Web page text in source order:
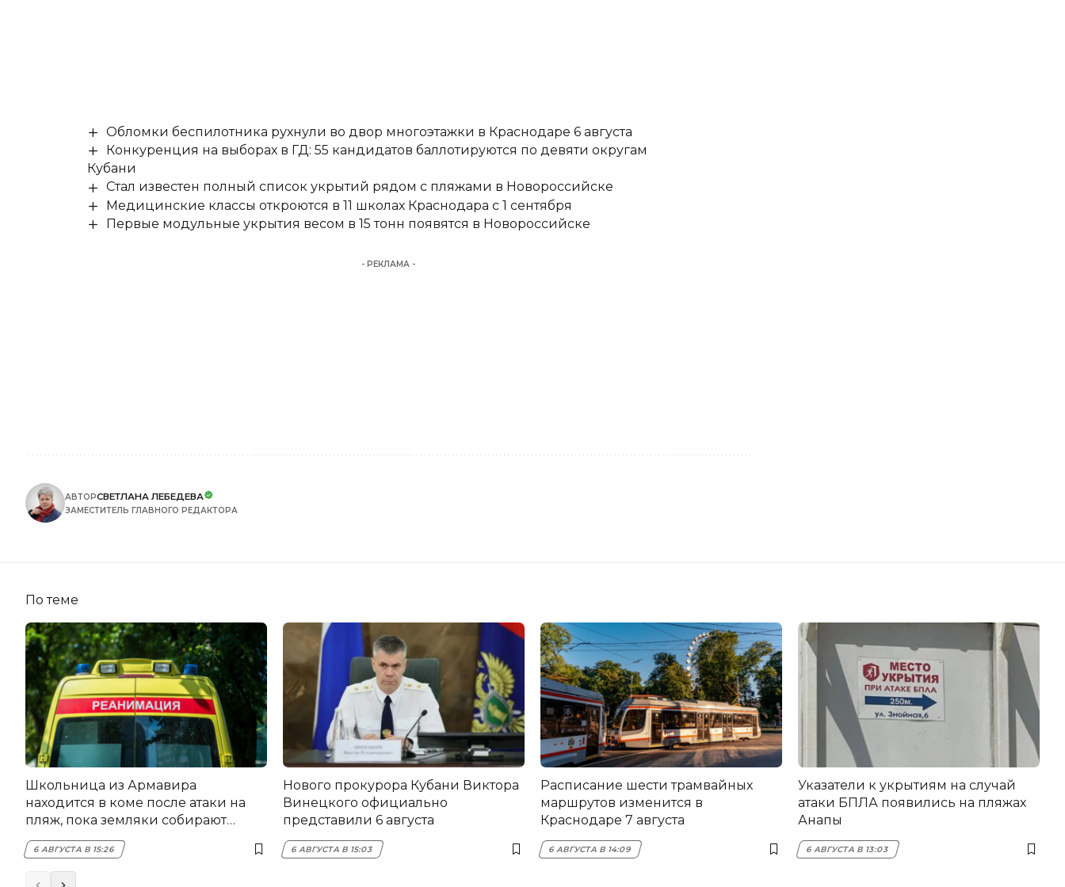
Обломки беспилотника рухнули во двор многоэтажки в Краснодаре 6 августа
Конкуренция на выборах в ГД: 55 кандидатов баллотируются по девяти округам
Кубани
Стал известен полный список укрытий рядом с пляжами в Новороссийске
Медицинские классы откроются в 11 школах Краснодара с 1 сентября
Первые модульные укрытия весом в 15 тонн появятся в Новороссийске
- РЕКЛАМА -
АВТОРСВЕТЛАНА ЛЕБЕДЕВА
ЗАМЕСТИТЕЛЬ ГЛАВНОГО РЕДАКТОРА
По теме
Школьница из Армавира
находится в коме после атаки на
пляж, пока земляки собирают
помощь
6 АВГУСТА В 15:26
Нового прокурора Кубани Виктора
Винецкого официально
представили 6 августа
6 АВГУСТА В 15:03
Расписание шести трамвайных
маршрутов изменится в
Краснодаре 7 августа
6 АВГУСТА В 14:09
Указатели к укрытиям на случай
атаки БПЛА появились на пляжах
Анапы
6 АВГУСТА В 13:03